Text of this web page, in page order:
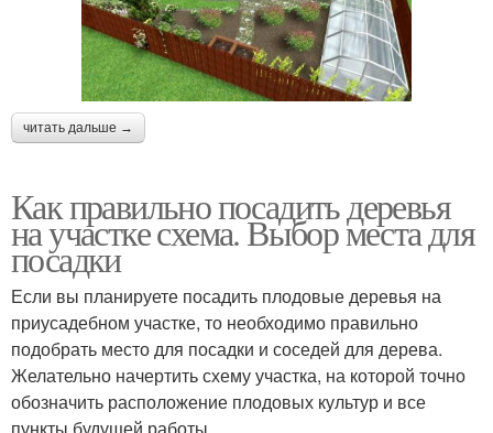
читать дальше →
Как правильно посадить деревья
на участке схема. Выбор места для
посадки
Если вы планируете посадить плодовые деревья на
приусадебном участке, то необходимо правильно
подобрать место для посадки и соседей для дерева.
Желательно начертить схему участка, на которой точно
обозначить расположение плодовых культур и все